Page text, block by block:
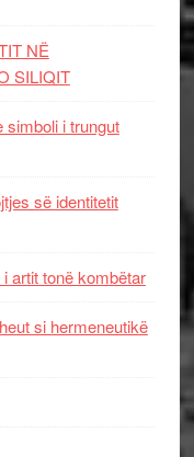
NË
SILIQIT
simboli i trungut
së identitetit
artit tonë kombëtar
si hermeneutikë